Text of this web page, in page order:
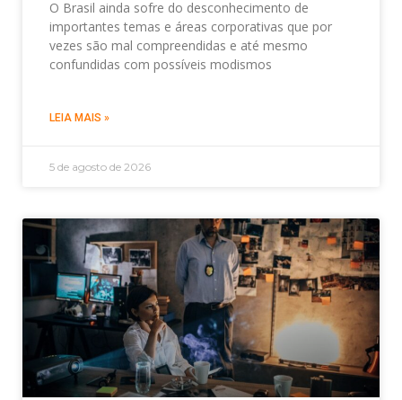
O Brasil ainda sofre do desconhecimento de
importantes temas e áreas corporativas que por
vezes são mal compreendidas e até mesmo
confundidas com possíveis modismos
LEIA MAIS »
5 de agosto de 2026